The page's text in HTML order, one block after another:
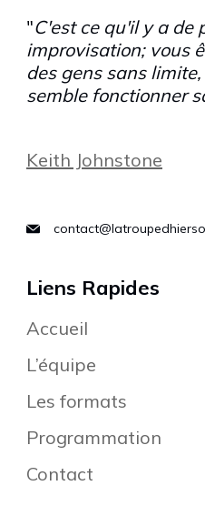
"C'est ce qu'il y a de
improvisation; vous
des gens sans
semble fonctionner
Keith Johnstone
Liens Rapides
Accueil
L’équipe
Les formats
Programmation
Contact